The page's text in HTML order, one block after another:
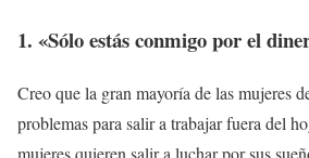
1. «Sólo estás conmigo por el
Creo que la gran mayoría de las mujeres
problemas para salir a trabajar fuera del
mujeres quieren salir a luchar por sus